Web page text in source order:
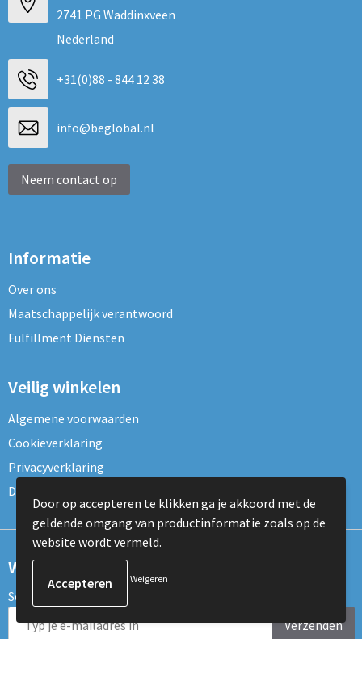
2741 PG Waddinxveen
Nederland
+31(0)88 - 844 12 38
info@beglobal.nl
Neem contact op
Informatie
Over ons
Maatschappelijk verantwoord
Fulfillment Diensten
Veilig winkelen
Algemene voorwaarden
Cookieverklaring
Privacyverklaring
Disclaimer
Wil je onze nieuwsbrief ontvangen?
Schrijf je dan nu in voor de nieuwsbrief!
Verzenden
Door op accepteren te klikken ga je akkoord met de
geldende omgang van productinformatie zoals op de
website wordt vermeld.
Weigeren